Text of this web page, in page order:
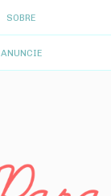
SOBRE
ANUNCIE